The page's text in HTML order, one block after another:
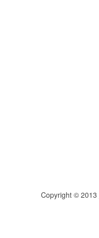
Copyright © 2013